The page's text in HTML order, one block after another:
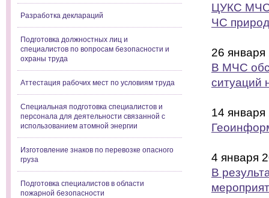
Разработка деклараций
Подготовка должностных лиц и
специалистов по вопросам безопасности и
охраны труда
Аттестация рабочих мест по условиям труда
Специальная подготовка специалистов и
персонала для деятельности связанной с
использованием атомной энергии
Изготовление знаков по перевозке опасного
груза
Подготовка специалистов в области
пожарной безопасности
ЦУКС МЧС
ЧС
26 января
В МЧС
ситуаций
14 января
4 января
В